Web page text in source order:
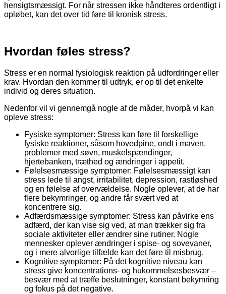
hensigtsmæssigt. For når stressen ikke håndteres ordentligt i
opløbet, kan det over tid føre til kronisk stress.
Hvordan føles stress?
Stress er en normal fysiologisk reaktion på udfordringer eller
krav. Hvordan den kommer til udtryk, er op til det enkelte
individ og deres situation.
Nedenfor vil vi gennemgå nogle af de måder, hvorpå vi kan
opleve stress:
Fysiske symptomer: Stress kan føre til forskellige
fysiske reaktioner, såsom hovedpine, ondt i maven,
problemer med søvn, muskelspændinger,
hjertebanken, træthed og ændringer i appetit.
Følelsesmæssige symptomer: Følelsesmæssigt kan
stress lede til angst, irritabilitet, depression, rastløshed
og en følelse af overvældelse. Nogle oplever, at de har
flere bekymringer, og andre får svært ved at
koncentrere sig.
Adfærdsmæssige symptomer: Stress kan påvirke ens
adfærd, der kan vise sig ved, at man trækker sig fra
sociale aktiviteter eller ændrer sine rutiner. Nogle
mennesker oplever ændringer i spise- og sovevaner,
og i mere alvorlige tilfælde kan det føre til misbrug.
Kognitive symptomer: På det kognitive niveau kan
stress give koncentrations- og hukommelsesbesvær –
besvær med at træffe beslutninger, konstant bekymring
og fokus på det negative.